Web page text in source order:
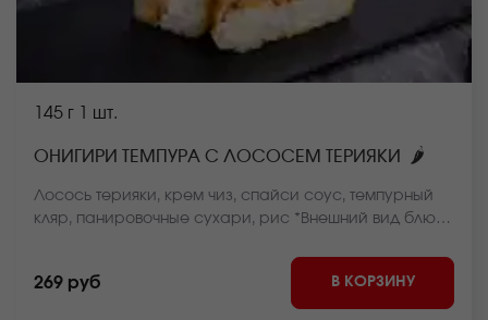
145 г 1 шт.
ОНИГИРИ ТЕМПУРА С ЛОСОСЕМ ТЕРИЯКИ 🌶
Лосось терияки, крем чиз, спайси соус, темпурный
кляр, панировочные сухари, рис *Внешний вид блюда
269 руб В КОРЗИНУ